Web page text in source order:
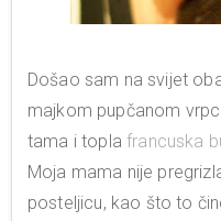
Došao sam na svijet
majkom pupčanom
tama i toplafrancuska
Moja mama nije
posteljicu, kao što to